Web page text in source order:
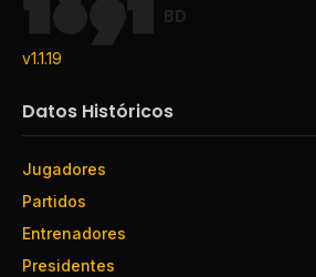
BD
v1.1.19
Datos Históricos
Jugadores
Partidos
Entrenadores
Presidentes